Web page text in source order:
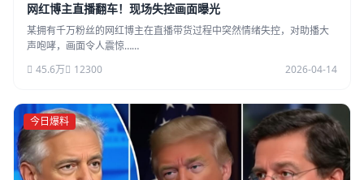
网红博主直播翻车！现场失控画面曝光
某拥有千万粉丝的网红博主在直播带货过程中突然情绪失控，对助播大
声咆哮，画面令人震惊……
45.6万
12300 2026-04-14
今日爆料